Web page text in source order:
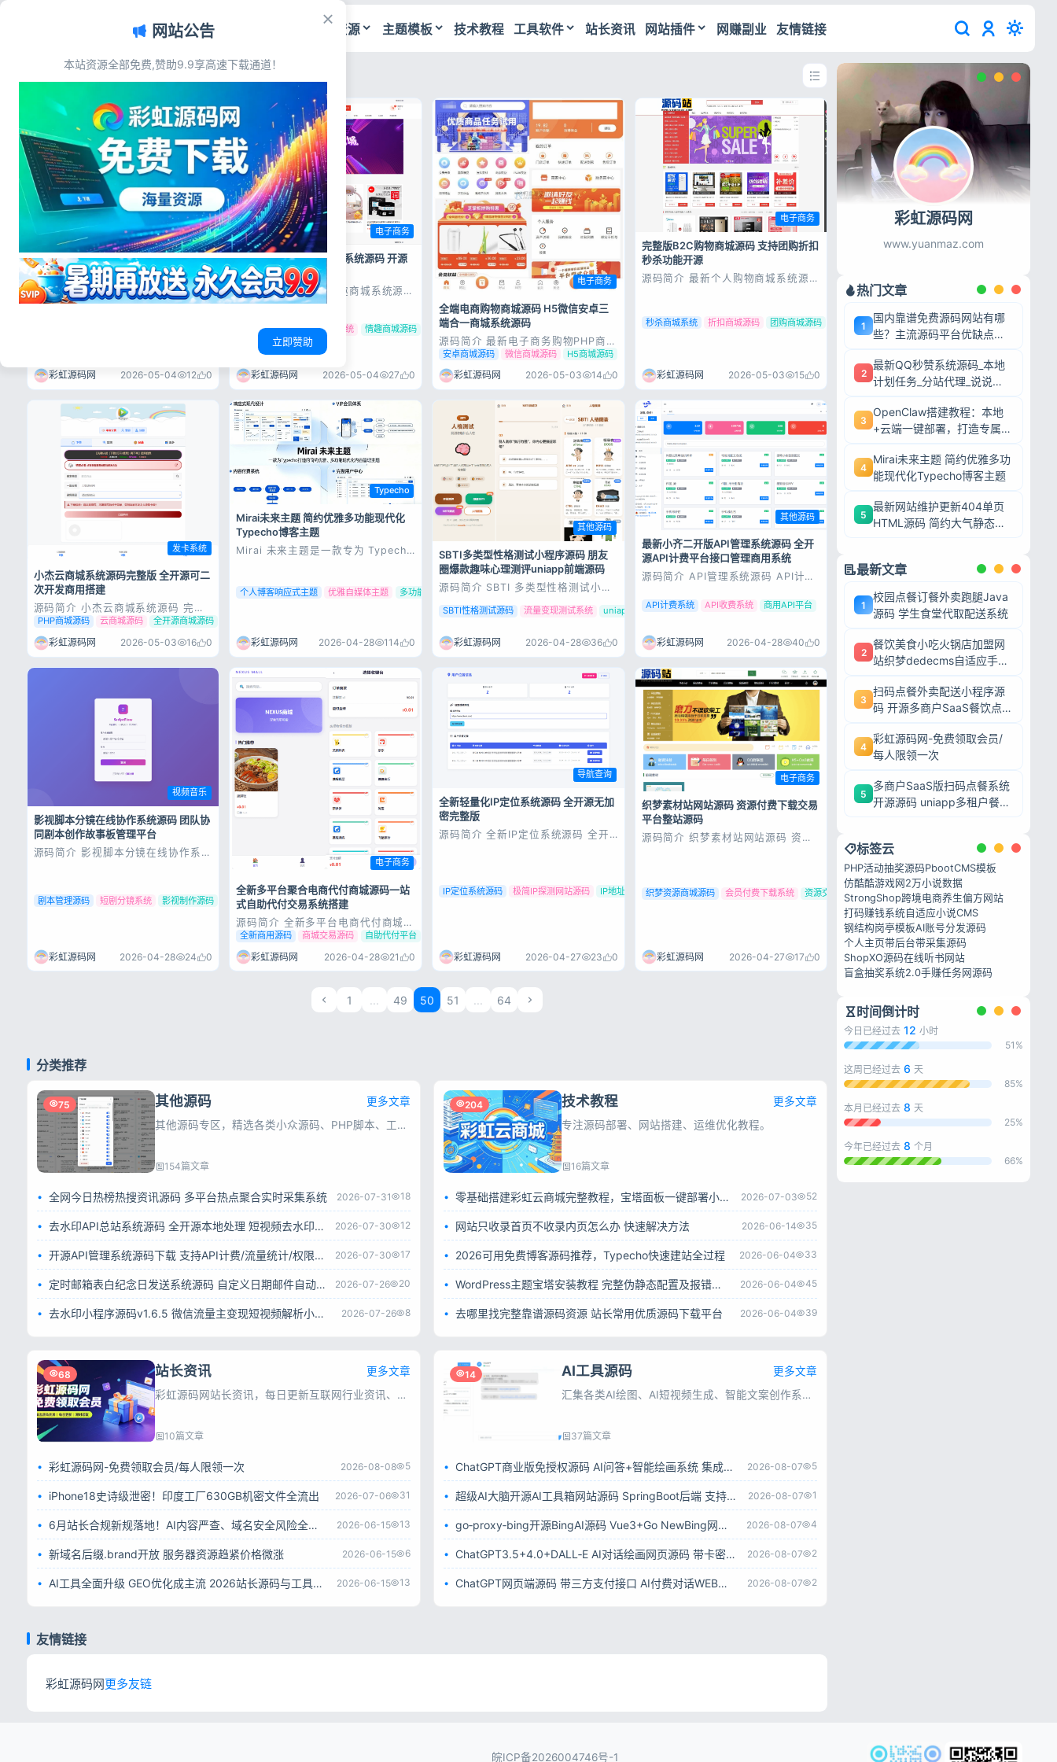
彩虹源码网 - 免费源码_游戏源码_网站源码下载_主题模板_PHP源码免费分享
源码资源 主题模板 技术教程 工具软件 站长资讯 网站插件 网赚副业 友情链接
电子商务
全新UI购物商城系统源码 完整版电商网
站搭建源码
源码简介 精选全新UI购物商城系统源
码，界面简洁大气功能齐全，自带完
整前后台，支持多种支付接口，可直
彩虹源码网 2026-05-04 12 0
电子商务
2026最新成人情趣商城系统源码 开源
全套商城源码
源码简介 最新成人情趣商城系统源码
开源商城源码 不带演示站商品数据的
城、PC商城、APP 手机端小程序是
uniapp开发的 测试环境：Nginx +
PHP8.2 + MySQL5.7 源码展示 源
码下...
成人电商源码 开源商城系统 情趣商城源码
彩虹源码网 2026-05-04 27 0
电子商务
全端电商购物商城源码 H5微信安卓三
端合一商城系统源码
源码简介 最新电子商务购物PHP商城
系统源码 三端/H5网页端+微信小程
序端+安卓客户端 测试环境：Nginx
+ PHP7.0 + MySQL5.7 源码展示 源
码下载
安卓商城源码 微信商城源码 H5商城源码
彩虹源码网 2026-05-03 14 0
电子商务
完整版B2C购物商城源码 支持团购折扣
秒杀功能开源
源码简介 最新个人购物商城系统源码
源码展示 源码下载
秒杀商城系统 折扣商城源码 团购商城源码
彩虹源码网 2026-05-03 15 0
发卡系统
小杰云商城系统源码完整版 全开源可二
次开发商用搭建
源码简介 小杰云商城系统源码 完整
版 全开源 基于多款经典商城深度优
化重构，不管是功能、颜值、安全、
流畅度，直接给你干到天花板！ 完
美适配易支付V2和mapi支付，拿到
PHP商城源码 云商城源码 全开源商城源码
彩虹源码网 2026-05-03 16 0
Typecho
Mirai未来主题 简约优雅多功能现代化
Typecho博客主题
Mirai 未来主题是一款专为 Typecho
付费阅读、VIP 会员、用户中心、
SEO 优化等核心模块于一体，适用
个人博客响应式主题 优雅自媒体主题 多功能Typecho主题
彩虹源码网 2026-04-28 114 0
其他源码
SBTI多类型性格测试小程序源码 朋友
圈爆款趣味心理测评uniapp前端源码
源码简介 SBTI 多类型性格测试小程
端uniapp 基于uniapp开发SBTI 多
类型测试小程序源码 MBTI已经过时
可以对接流量主 源码展示 源码下载
SBTI性格测试源码 流量变现测试系统 uniapp测评源码
彩虹源码网 2026-04-28 36 0
其他源码
最新小齐二开版API管理系统源码 全开
源API计费平台接口管理商用系统
源码简介 API管理系统源码 API计费
Nginx+PHP7.4+MySQL5.7 安装教
程：访问域名进行安装 二开日志：
apikey...
API计费系统 API收费系统 商用API平台
彩虹源码网 2026-04-28 40 0
视频音乐
影视脚本分镜在线协作系统源码 团队协
同剧本创作故事板管理平台
源码简介 影视脚本分镜在线协作系统
件dkewl_com.sql 3.网站根目
录/config/db.php文件修改你的数据
剧本管理源码 短剧分镜系统 影视制作源码
彩虹源码网 2026-04-28 24 0
电子商务
全新多平台聚合电商代付商城源码一站
式自助代付交易系统搭建
源码简介 全新多平台电商代付商城源
码 客户定制 之前市面上有一套php
的 目录结构参差不齐 很混乱 域名风
控严重 付款几乎秒封 这套测试实际
测试一周不死 基于上一套代付模板整
全新商用源码 商城交易源码 自助代付平台
彩虹源码网 2026-04-28 21 0
导航查询
全新轻量化IP定位系统源码 全开源无加
密完整版
源码简介 全新IP定位系统源码 全开
IP定位系统源码 极简IP探测网站源码 IP地址归属地查询源码
彩虹源码网 2026-04-27 23 0
电子商务
织梦素材站网站源码 资源付费下载交易
平台整站源码
源码简介 织梦素材站网站源码 资源
件：/web_data/common.inc.ph...
织梦资源商城源码 会员付费下载系统 资源交易平台源码
彩虹源码网 2026-04-27 17 0
1 ... 49 50 51 ... 64
分类推荐
75 其他源码
更多文章
其他源码专区，精选各类小众源码、PHP脚本、工具程序，一键安装，满足站长快速建站与功能扩展需求。
154篇文章
全网今日热榜热搜资讯源码 多平台热点聚合实时采集系统 2026-07-31 18
去水印API总站系统源码 全开源本地处理 短视频去水印接口平台 2026-07-30 12
开源API管理系统源码下载 支持API计费/流量统计/权限管理 一键部署 2026-07-30 17
定时邮箱表白纪念日发送系统源码 自定义日期邮件自动推送网页源码 2026-07-26 20
去水印小程序源码v1.6.5 微信流量主变现短视频解析小程序完整源码 2026-07-26 8
204 技术教程
更多文章
专注源码部署、网站搭建、运维优化教程。
16篇文章
零基础搭建彩虹云商城完整教程，宝塔面板一键部署小白也能学会 2026-07-03 52
网站只收录首页不收录内页怎么办 快速解决方法 2026-06-14 35
2026可用免费博客源码推荐，Typecho快速建站全过程 2026-06-04 33
WordPress主题宝塔安装教程 完整伪静态配置及报错解决方法 2026-06-04 45
去哪里找完整靠谱源码资源 站长常用优质源码下载平台 2026-06-04 39
68 站长资讯
更多文章
彩虹源码网站长资讯，每日更新互联网行业资讯、搜索引擎动态、建站运维及推广技巧，为站长与互联网从业者提供实用参考。
10篇文章
彩虹源码网-免费领取会员/每人限领一次 2026-08-08 5
iPhone18史诗级泄密！印度工厂630GB机密文件全流出 2026-07-06 31
6月站长合规新规落地！AI内容严查、域名安全风险全面升级 2026-06-15 13
新域名后缀.brand开放 服务器资源趋紧价格微涨 2026-06-15 6
AI工具全面升级 GEO优化成主流 2026站长源码与工具赛道解析 2026-06-15 13
14 AI工具源码
更多文章
汇集各类AI绘图、AI短视频生成、智能文案创作系统源码，涵盖多接口对接、会员付费、流量变现类程序，源码完整可用，上手简单，方便搭建AI智能创作平台。
37篇文章
ChatGPT商业版免授权源码 AI问答+智能绘画系统 集成用户付费充值整套运营源码 2026-08-07 5
超级AI大脑开源AI工具箱网站源码 SpringBoot后端 支持AI聊天AI绘画多模型对接 2026-08-07 1
go‑proxy‑bing开源BingAI源码 Vue3+Go NewBing网页系统无需登录直接对话 2026-08-07 4
ChatGPT3.5+4.0+DALL‑E AI对话绘画网页源码 带卡密充值后台附安装教程 2026-08-07 2
ChatGPT网页端源码 带三方支付接口 AI付费对话WEB系统带后台可二开 2026-08-07 2
友情链接
彩虹源码网更多友链
彩虹源码网
www.yuanmaz.com
热门文章
1
国内靠谱免费源码网站有哪
些？主流源码平台优缺点深
2
最新QQ秒赞系统源码_本地
计划任务_分站代理_说说赞
3
OpenClaw搭建教程：本地
+云端一键部署，打造专属AI
4
Mirai未来主题 简约优雅多功
能现代化Typecho博客主题
5
最新网站维护更新404单页
HTML源码 简约大气静态模
最新文章
1
校园点餐订餐外卖跑腿Java
源码 学生食堂代取配送系统
2
餐饮美食小吃火锅店加盟网
站织梦dedecms自适应手机
3
扫码点餐外卖配送小程序源
码 开源多商户SaaS餐饮点
4
彩虹源码网-免费领取会员/
每人限领一次
5
多商户SaaS版扫码点餐系统
开源源码 uniapp多租户餐饮
标签云
PHP活动抽奖源码PbootCMS模板
仿酷酷游戏网 2万小说数据
StrongShop跨境电商养生偏方网站
打码赚钱系统自适应小说CMS
钢结构岗亭模板AI账号分发源码
个人主页带后台带采集源码
ShopXO源码在线听书网站
盲盒抽奖系统2.0手赚任务网源码
时间倒计时
今日已经过去 12 小时
51%
这周已经过去 6 天
85%
本月已经过去 8 天
25%
今年已经过去 8 个月
66%
皖ICP备2026004746号-1
网站公告
本站资源全部免费,赞助9.9享高速下载通道！
立即赞助
登录
记住登录 忘记密码?